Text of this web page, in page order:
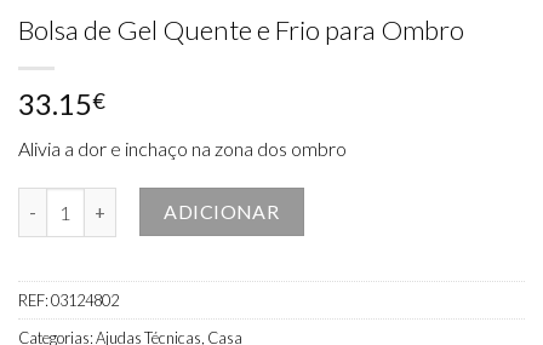
Bolsa de Gel Quente e Frio para Ombro
33.15€
Alivia a dor e inchaço na zona dos ombro
Quantidade de Bolsa de Gel Quente e Frio para Ombro
ADICIONAR
REF:03124802
Categorias:Ajudas Técnicas, Casa